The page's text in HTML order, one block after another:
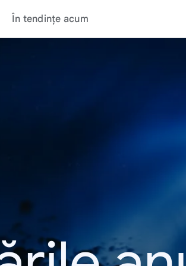
În tendințe acum